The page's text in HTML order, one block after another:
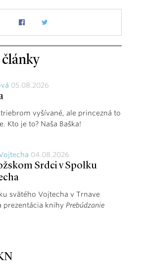
články
05.08.2026
vyšívané, ale princezná to
Kto je to? Naša Baška!
04.08.2026
Srdci v Spolku
svätého Vojtecha v Trnave
prezentácia knihy Prebúdzanie